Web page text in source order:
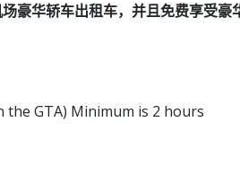
华轿车出租车，并且免费享受豪
GTA) Minimum is 2 hours